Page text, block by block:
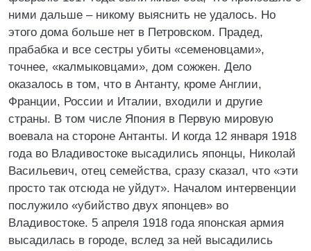
ними дальше – никому выяснить не удалось. Но
этого дома больше нет в Петровском. Прадед,
прабабка и все сестры убиты «семеновцами»,
точнее, «калмыковцами», дом сожжен. Дело
оказалось в том, что в Антанту, кроме Англии,
Франции, России и Италии, входили и другие
страны. В том числе Япония в Первую мировую
воевала на стороне Антанты. И когда 12 января 1918
года во Владивостоке высадились японцы, Николай
Васильевич, отец семейства, сразу сказал, что «эти
просто так отсюда не уйдут». Началом интервенции
послужило «убийство двух японцев» во
Владивостоке. 5 апреля 1918 года японская армия
высадилась в городе, вслед за ней высадились